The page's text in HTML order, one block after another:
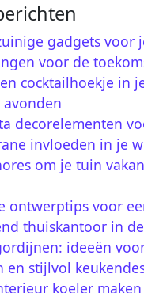
gadgets voor
voor de
cocktailhoekje in
avonden
decorelementen
invloeden in je
om je tuin
ontwerptips voor
thuiskantoor in
ideeën
en stijlvol
koeler